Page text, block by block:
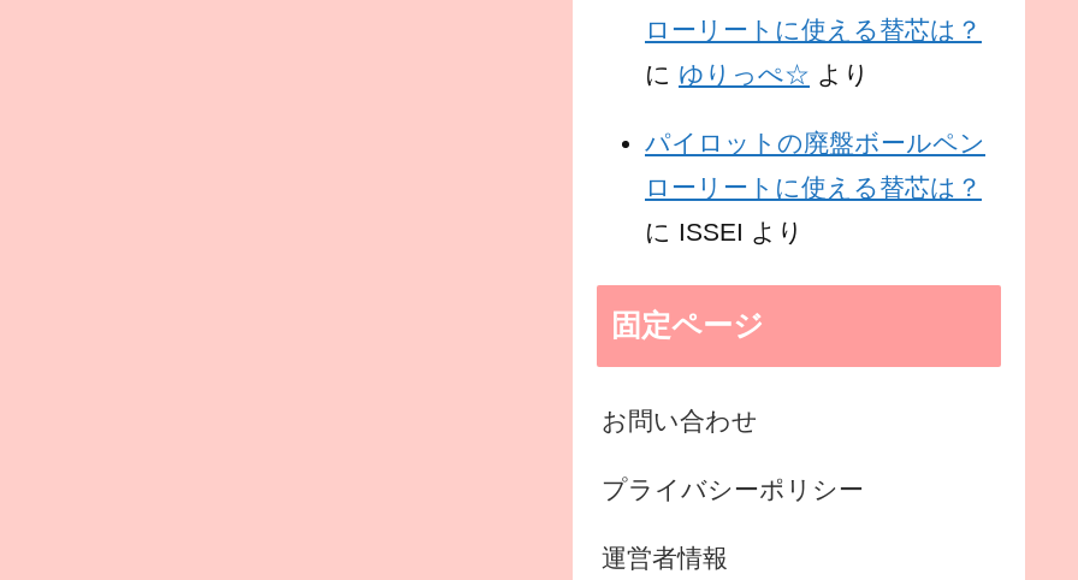
ローリートに使える替芯は？
に ゆりっぺ☆ より
パイロットの廃盤ボールペン
ローリートに使える替芯は？
に ISSEI より
固定ページ
お問い合わせ
プライバシーポリシー
運営者情報